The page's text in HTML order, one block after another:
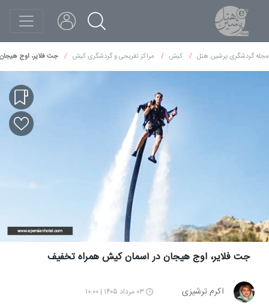
مجله گردشگری پرشین هتل کیش مراکز تفریحی و گردشگری کیش جت فلایر، اوج
جت فلایر، اوج هیجان در آسمان کیش همراه تخفیف
اکرم ترشیزی ۰۳ مرداد ۱۴۰۵ | ۱۰:۰۰